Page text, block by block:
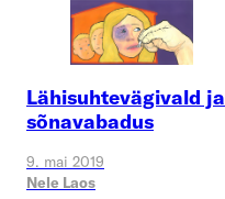
Lähisuhtevägivald ja
sõnavabadus
9. mai 2019
Nele Laos